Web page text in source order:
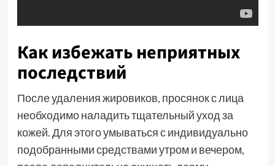
Как избежать неприятных
последствий
После удаления жировиков, просянок с лица
необходимо наладить тщательный уход за
кожей. Для этого умываться с индивидуально
подобранными средствами утром и вечером,